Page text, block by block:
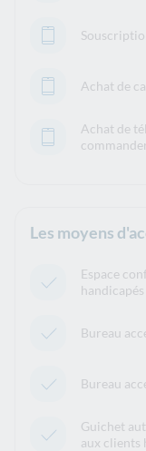
Achat de
Achat de
Les moyens
Espace
Bureau
Bureau
Guichet
aux clients